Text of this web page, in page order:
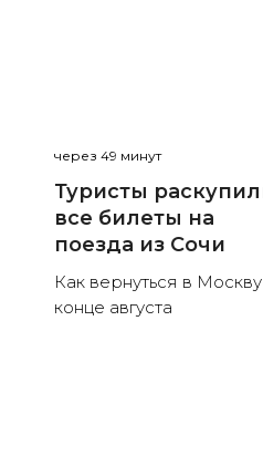
через 49 минут
Туристы
все билеты на
поезда из Сочи
Как вернуться в
конце августа